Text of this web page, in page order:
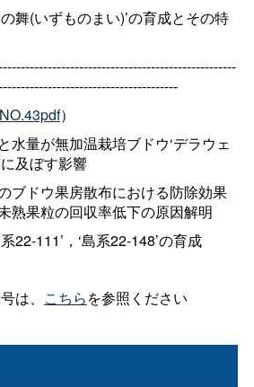
舞(いずものまい)’の育成とその特
）
水量が無加温栽培ブドウ‘デラウェ
及ぼす影響
ブドウ果房散布における防除効果
熟果粒の回収率低下の原因解明
22-111’，‘島系22-148’の育成
は、 こちらを参照ください